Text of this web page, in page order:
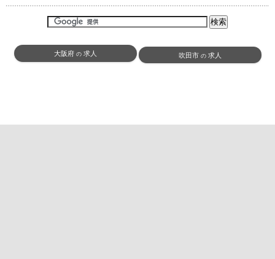
大阪府の 求人 吹田市の 求人